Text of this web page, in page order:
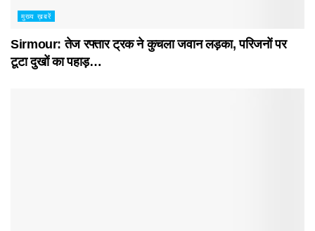
मुख्य ख़बरें
Sirmour: तेज रफ्तार ट्रक ने कुचला जवान लड़का, परिजनों पर
टूटा दुखों का पहाड़…